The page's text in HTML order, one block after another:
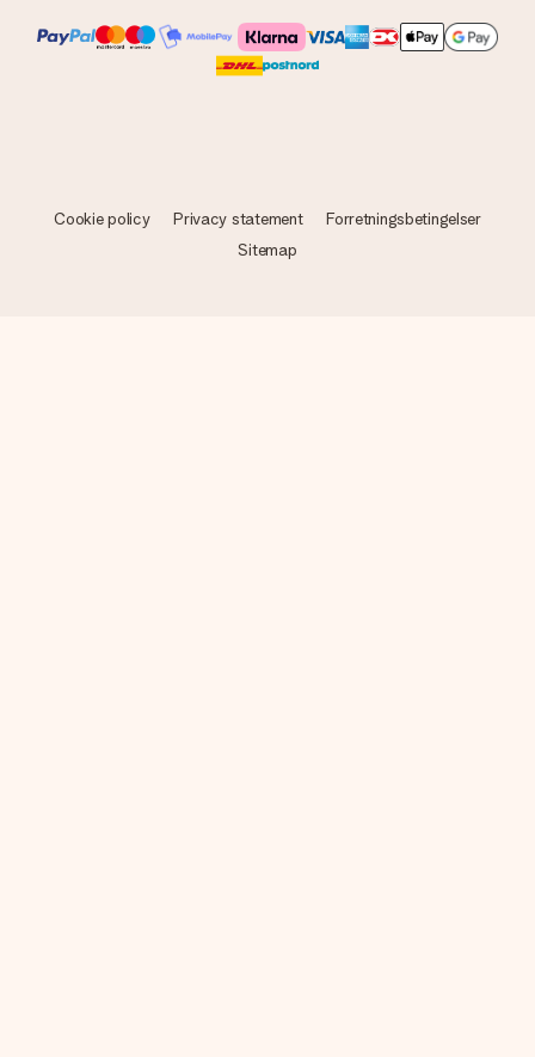
Cookie policy Privacy statement
Forretningsbetingelser
Sitemap